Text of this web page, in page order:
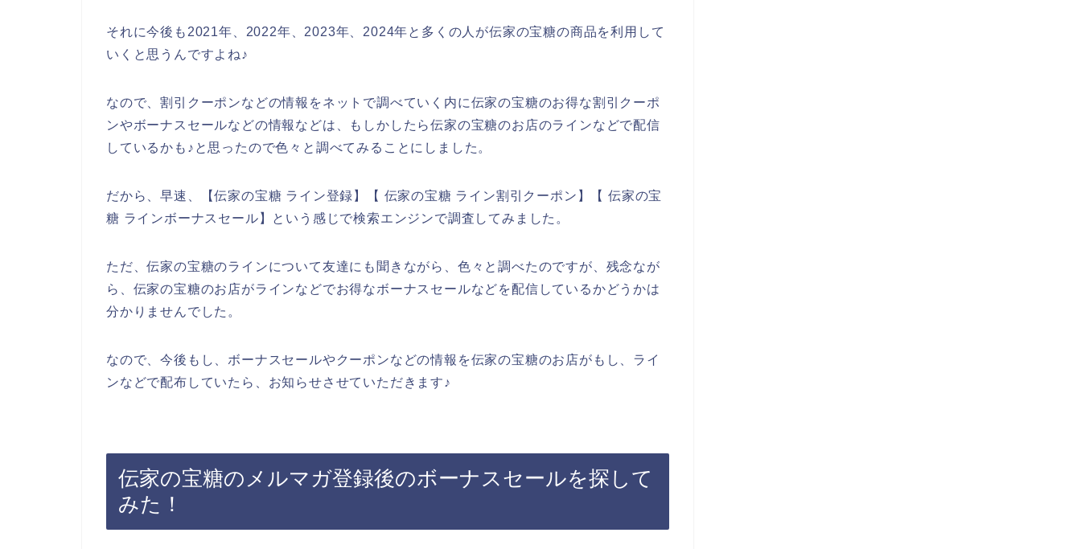
それに今後も2021年、2022年、2023年、2024年と多くの人が伝家の宝糖の商品を利用して
いくと思うんですよね♪
なので、割引クーポンなどの情報をネットで調べていく内に伝家の宝糖のお得な割引クーポ
ンやボーナスセールなどの情報などは、もしかしたら伝家の宝糖のお店のラインなどで配信
しているかも♪と思ったので色々と調べてみることにしました。
だから、早速、【伝家の宝糖 ライン登録】【 伝家の宝糖 ライン割引クーポン】【 伝家の宝
糖 ラインボーナスセール】という感じで検索エンジンで調査してみました。
ただ、伝家の宝糖のラインについて友達にも聞きながら、色々と調べたのですが、残念なが
ら、伝家の宝糖のお店がラインなどでお得なボーナスセールなどを配信しているかどうかは
分かりませんでした。
なので、今後もし、ボーナスセールやクーポンなどの情報を伝家の宝糖のお店がもし、ライ
ンなどで配布していたら、お知らせさせていただきます♪
伝家の宝糖のメルマガ登録後のボーナスセールを探して
みた！